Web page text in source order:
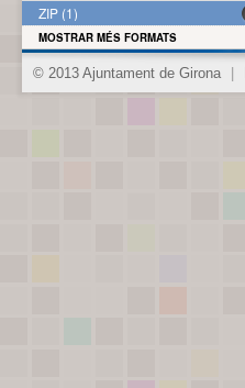
ZIP (1)
MOSTRAR MÉS FORMATS
© 2013 Ajuntament de Girona